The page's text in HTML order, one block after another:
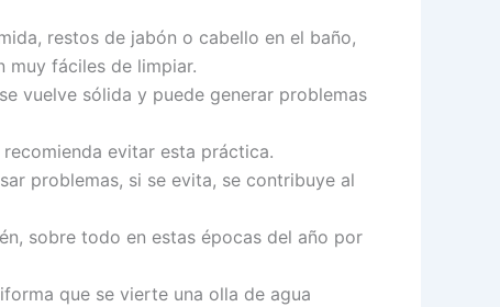
restos de jabón o cabello en el baño,
muy fáciles de limpiar.
vuelve sólida y puede generar problemas
evitar esta práctica.
problemas, si se evita, se contribuye al
sobre todo en estas épocas del año por
que se vierte una olla de agua